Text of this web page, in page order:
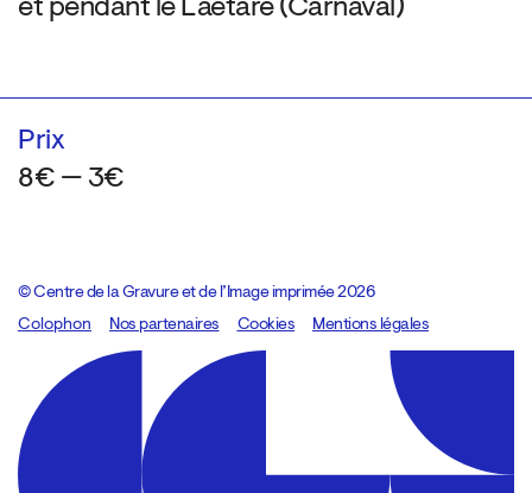
et pendant le Laetare (Carnaval)
Prix
8€ — 3€
© Centre de la Gravure et de l’Image imprimée 2026
Colophon
Design:Marcel Kaczmarek, code:8080.studio
Nos partenaires Cookies Mentions légales